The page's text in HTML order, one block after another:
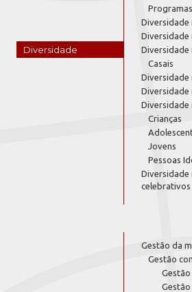
Diversidade
Diversidade
Diversidade
Diversidade
Casais
Diversidade
Diversidade
Diversidade
Crianças
Jovens
Pessoas
Diversidade
celebrativos
Gestão da
Gestão